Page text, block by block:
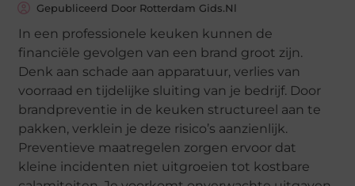
Gepubliceerd Door Rotterdam Gids.nl
In een professionele keuken kunnen de
financiële gevolgen van een brand groot zijn.
Denk aan schade aan apparatuur, verlies van
voorraad en tijdelijke sluiting van je bedrijf. Door
brandpreventie in de keuken structureel aan te
pakken, verklein je deze risico’s aanzienlijk.
Preventieve maatregelen zorgen ervoor dat
kleine incidenten niet uitgroeien tot kostbare